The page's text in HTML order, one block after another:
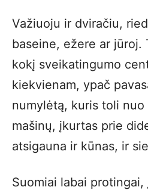
Važiuoju ir dviračiu,
baseine, ežere ar jūroj.
kokį sveikatingumo
kiekvienam, ypač
numylėtą, kuris toli nuo
mašinų, įkurtas prie
atsigauna ir kūnas, ir
Suomiai labai